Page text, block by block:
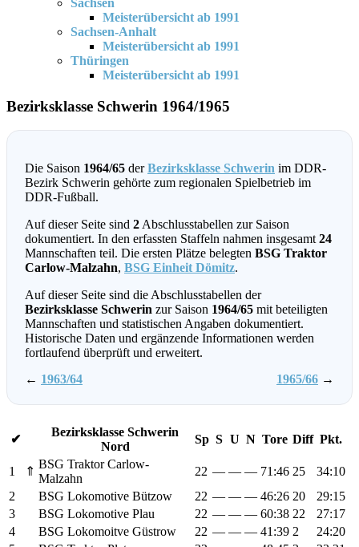
Meisterübersicht ab 1991
Sachsen-Anhalt
Meisterübersicht ab 1991
Thüringen
Meisterübersicht ab 1991
Bezirksklasse Schwerin 1964/1965
Die Saison 1964/65 derBezirksklasse Schwerin im DDR-
Bezirk Schwerin gehörte zum regionalen Spielbetrieb im
DDR-Fußball.
Auf dieser Seite sind 2 Abschlusstabellen zur Saison
dokumentiert. In den erfassten Staffeln nahmen insgesamt 24
Mannschaften teil. Die ersten Plätze belegten BSG Traktor
Carlow-Malzahn, BSG Einheit Dömitz.
Auf dieser Seite sind die Abschlusstabellen der
Bezirksklasse Schwerin zur Saison 1964/65 mit beteiligten
Mannschaften und statistischen Angaben dokumentiert.
Historische Daten und ergänzende Informationen werden
fortlaufend überprüft und erweitert.
← 1963/64 1965/66 →
✔
Bezirksklasse Schwerin
Nord
Sp S U N Tore Diff Pkt.
1 ⇑
BSG Traktor Carlow-
Malzahn
22 — — — 71:46 25
34:10
2
BSG Lokomotive Bützow 22 — — — 46:26 20
29:15
3
BSG Lokomotive Plau 22 — — — 60:38 22
27:17
4
BSG Lokomoitve Güstrow 22 — — — 41:39 2
24:20